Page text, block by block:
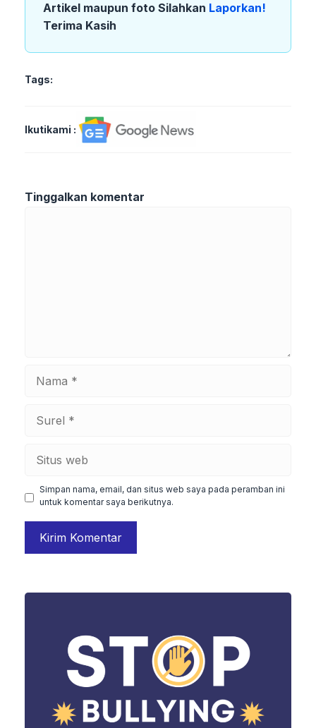
Artikel maupun foto Silahkan Laporkan!
Terima Kasih
Tags:
Ikutikami :
Tinggalkan komentar
Simpan nama, email, dan situs web saya pada peramban ini
untuk komentar saya berikutnya.